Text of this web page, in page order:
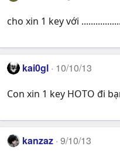
cho xin 1 key với
kai0gl 10/10/13
Con xin 1 key HOTO đi
kanzaz 9/10/13